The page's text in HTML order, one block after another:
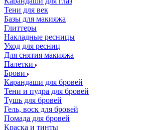
Тени для век
Базы для макияжа
Глиттеры
Накладные ресницы
Уход для ресниц
Для снятия макияжа
Палетки
Брови
Карандаши для бровей
Тени и пудра для бровей
Тушь для бровей
Гель, воск для бровей
Помада для бровей
Краска и тинты